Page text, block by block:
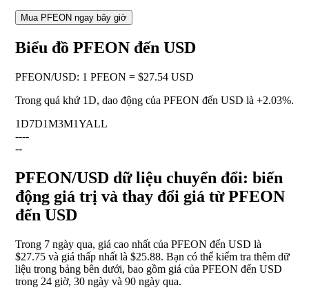
Mua PFEON ngay bây giờ
Biểu đồ PFEON đến USD
PFEON/USD: 1 PFEON = $27.54 USD
Trong quá khứ 1D, dao động của PFEON đến USD là +2.03%.
1D7D1M3M1YALL
----
--
PFEON/USD dữ liệu chuyển đổi: biến
động giá trị và thay đổi giá từ PFEON
đến USD
Trong 7 ngày qua, giá cao nhất của PFEON đến USD là
$27.75 và giá thấp nhất là $25.88. Bạn có thể kiểm tra thêm dữ
liệu trong bảng bên dưới, bao gồm giá của PFEON đến USD
trong 24 giờ, 30 ngày và 90 ngày qua.